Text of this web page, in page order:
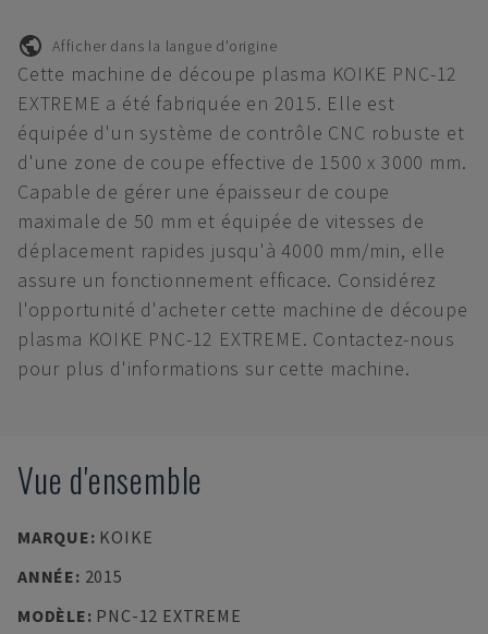
Afficher dans la langue d'origine
Cette machine de découpe plasma KOIKE PNC-12
EXTREME a été fabriquée en 2015. Elle est
équipée d'un système de contrôle CNC robuste et
d'une zone de coupe effective de 1500 x 3000 mm.
Capable de gérer une épaisseur de coupe
maximale de 50 mm et équipée de vitesses de
déplacement rapides jusqu'à 4000 mm/min, elle
assure un fonctionnement efficace. Considérez
l'opportunité d'acheter cette machine de découpe
plasma KOIKE PNC-12 EXTREME. Contactez-nous
pour plus d'informations sur cette machine.
Vue d'ensemble
MARQUE: KOIKE
ANNÉE: 2015
MODÈLE: PNC-12 EXTREME